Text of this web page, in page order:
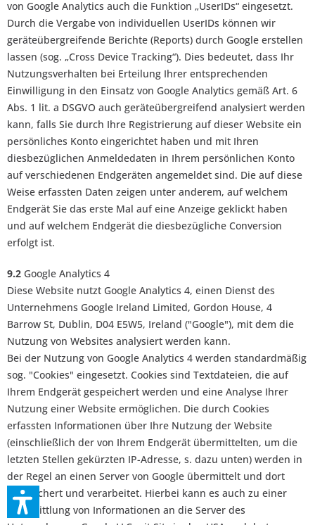
von Google Analytics auch die Funktion „UserIDs“ eingesetzt.
Durch die Vergabe von individuellen UserIDs können wir
geräteübergreifende Berichte (Reports) durch Google erstellen
lassen (sog. „Cross Device Tracking“). Dies bedeutet, dass Ihr
Nutzungsverhalten bei Erteilung Ihrer entsprechenden
Einwilligung in den Einsatz von Google Analytics gemäß Art. 6
Abs. 1 lit. a DSGVO auch geräteübergreifend analysiert werden
kann, falls Sie durch Ihre Registrierung auf dieser Website ein
persönliches Konto eingerichtet haben und mit Ihren
diesbezüglichen Anmeldedaten in Ihrem persönlichen Konto
auf verschiedenen Endgeräten angemeldet sind. Die auf diese
Weise erfassten Daten zeigen unter anderem, auf welchem
Endgerät Sie das erste Mal auf eine Anzeige geklickt haben
und auf welchem Endgerät die diesbezügliche Conversion
erfolgt ist.
9.2 Google Analytics 4
Diese Website nutzt Google Analytics 4, einen Dienst des
Unternehmens Google Ireland Limited, Gordon House, 4
Barrow St, Dublin, D04 E5W5, Ireland ("Google"), mit dem die
Nutzung von Websites analysiert werden kann.
Bei der Nutzung von Google Analytics 4 werden standardmäßig
sog. "Cookies" eingesetzt. Cookies sind Textdateien, die auf
Ihrem Endgerät gespeichert werden und eine Analyse Ihrer
Nutzung einer Website ermöglichen. Die durch Cookies
erfassten Informationen über Ihre Nutzung der Website
(einschließlich der von Ihrem Endgerät übermittelten, um die
letzten Stellen gekürzten IP-Adresse, s. dazu unten) werden in
der Regel an einen Server von Google übermittelt und dort
gespeichert und verarbeitet. Hierbei kann es auch zu einer
Übermittlung von Informationen an die Server des